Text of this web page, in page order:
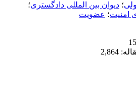
؛ دیوان بین المللی دادگستری؛
امنیت؛ عضویت